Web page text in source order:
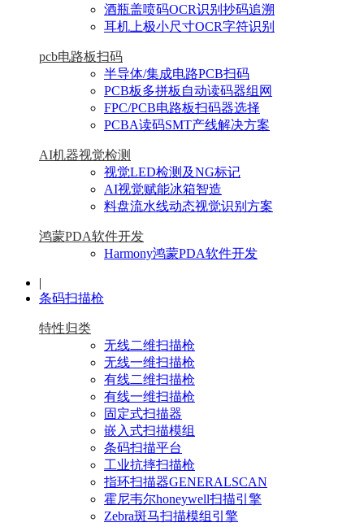
酒瓶盖喷码OCR识别抄码追溯
耳机上极小尺寸OCR字符识别
pcb电路板扫码
半导体/集成电路PCB扫码
PCB板多拼板自动读码器组网
FPC/PCB电路板扫码器选择
PCBA读码SMT产线解决方案
AI机器视觉检测
视觉LED检测及NG标记
AI视觉赋能冰箱智造
料盘流水线动态视觉识别方案
鸿蒙PDA软件开发
Harmony鸿蒙PDA软件开发
|
条码扫描枪
特性归类
无线二维扫描枪
无线一维扫描枪
有线二维扫描枪
有线一维扫描枪
固定式扫描器
嵌入式扫描模组
条码扫描平台
工业抗摔扫描枪
指环扫描器GENERALSCAN
霍尼韦尔honeywell扫描引擎
Zebra斑马扫描模组引擎